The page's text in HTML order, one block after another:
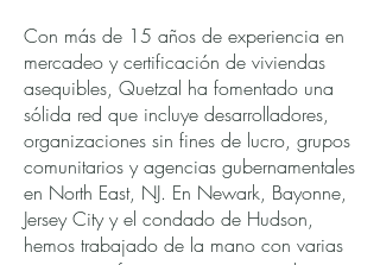
Con más de 15 años de experiencia en
mercadeo y certificación de viviendas
asequibles, Quetzal ha fomentado una
sólida red que incluye desarrolladores,
organizaciones sin fines de lucro, grupos
comunitarios y agencias gubernamentales
en North East, NJ. En Newark, Bayonne,
Jersey City y el condado de Hudson,
hemos trabajado de la mano con varias